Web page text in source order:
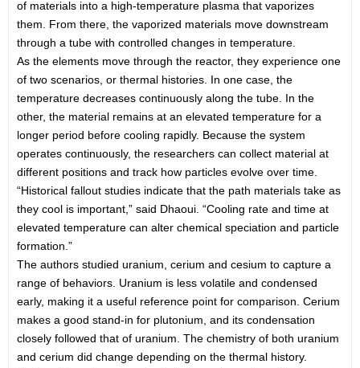
of materials into a high-temperature plasma that vaporizes
them. From there, the vaporized materials move downstream
through a tube with controlled changes in temperature.
As the elements move through the reactor, they experience one
of two scenarios, or thermal histories. In one case, the
temperature decreases continuously along the tube. In the
other, the material remains at an elevated temperature for a
longer period before cooling rapidly. Because the system
operates continuously, the researchers can collect material at
different positions and track how particles evolve over time.
“Historical fallout studies indicate that the path materials take as
they cool is important,” said Dhaoui. “Cooling rate and time at
elevated temperature can alter chemical speciation and particle
formation.”
The authors studied uranium, cerium and cesium to capture a
range of behaviors. Uranium is less volatile and condensed
early, making it a useful reference point for comparison. Cerium
makes a good stand-in for plutonium, and its condensation
closely followed that of uranium. The chemistry of both uranium
and cerium did change depending on the thermal history.